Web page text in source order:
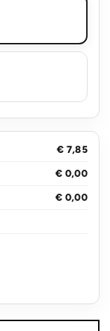
€ 7,85
€ 0,00
€ 0,00